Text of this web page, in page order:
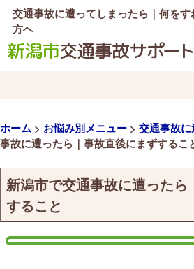
交通事故に遭ってしまったら｜何を
方へ
ホーム > お悩み別メニュー > 交通事故
事故に遭ったら｜事故直後にまずするこ
新潟市で交通事故に遭ったら
すること